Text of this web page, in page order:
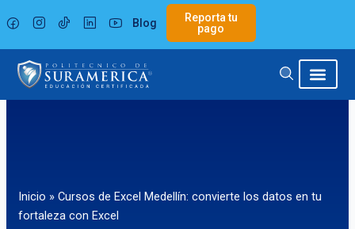
al
contenido
Blog
Reporta tu
pago
Inicio » Cursos de Excel Medellín: convierte los datos en tu
fortaleza con Excel